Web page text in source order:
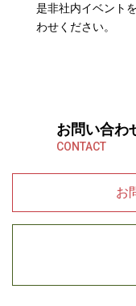
是非社内イベント
わせください。
お問い合わ
CONTACT
お